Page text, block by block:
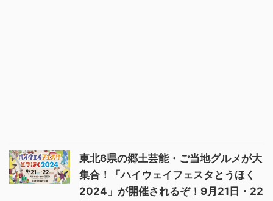
東北6県の郷土芸能・ご当地グルメが大
集合！「ハイウェイフェスタとうほく
2024」が開催されるぞ！9月21日・22